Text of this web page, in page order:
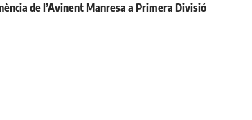
de l’Avinent Manresa a Primera Divisió